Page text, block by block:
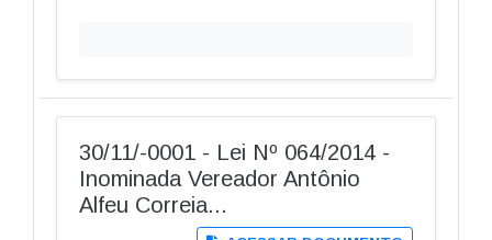
30/11/-0001 - Lei Nº 064/2014 -
Inominada Vereador Antônio
Alfeu Correia...